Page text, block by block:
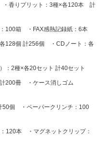
戦
・香りプリット：3種×各120本 計
：100箱 ・FAX感熱記録紙：6本
128個 計256個 ・CDノート：各
：2種×各20セット 計40セット
計200冊 ・ケース消しゴム
50個 ・ペーパークリンチ：100
120本 ・マグネットクリップ：